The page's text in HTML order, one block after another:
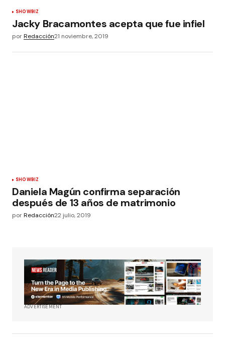
SHOWBIZ
Jacky Bracamontes acepta que fue infiel
porRedacción21 noviembre, 2019
SHOWBIZ
Daniela Magún confirma separación
después de 13 años de matrimonio
porRedacción22 julio, 2019
ADVERTISEMENT